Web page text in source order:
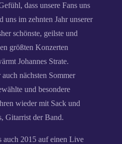
dass unsere Fans uns
uns im zehnten Jahr unserer
schönste, geilste und
größten Konzerten
Johannes Strate.
nächsten Sommer
und besondere
wieder mit Sack und
Gitarrist der Band.
auch 2015 auf einen Live